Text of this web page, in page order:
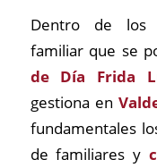
Dentro de los
familiar que se
de Día Frida
gestiona en
fundamentales
de familiares y